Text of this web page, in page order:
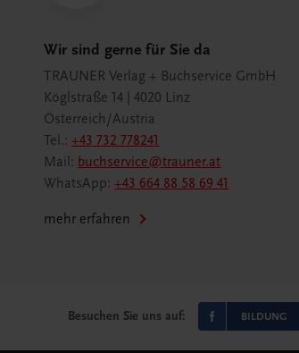
Wir sind gerne für Sie da
TRAUNER Verlag + Buchservice GmbH
Köglstraße 14 | 4020 Linz
Österreich/Austria
Tel.:+43 732 778241
Mail: buchservice@trauner.at
WhatsApp:+43 664 88 58 69 41
mehr erfahren
Besuchen Sie uns auf: BILDUNG